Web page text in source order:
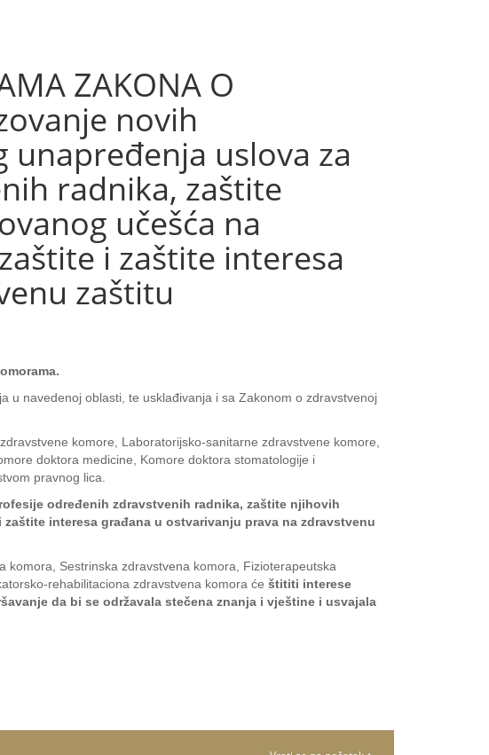
ZAKONA O
novih
uslova za
radnika, zaštite
učešća na
i zaštite interesa
zaštitu
u navedenoj oblasti, te usklađivanja i sa Zakonom o zdravstvenoj
komore, Laboratorijsko-sanitarne zdravstvene komore,
doktora medicine, Komore doktora stomatologije i
pravnog lica.
određenih zdravstvenih radnika, zaštite njihovih
interesa građana u ostvarivanju prava na zdravstvenu
Sestrinska zdravstvena komora, Fizioterapeutska
rehabilitaciona zdravstvena komora će štititi interese
da bi se održavala stečena znanja i vještine i usvajala